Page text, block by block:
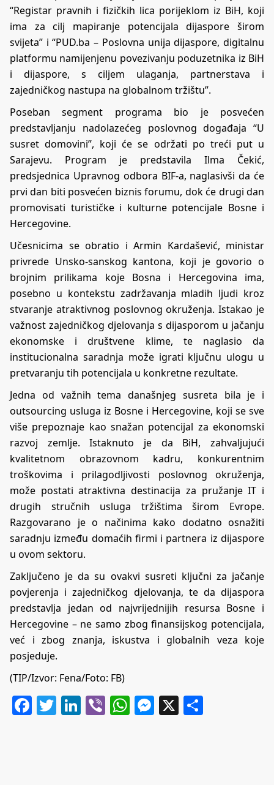
“Registar pravnih i fizičkih lica porijeklom iz BiH, koji
ima za cilj mapiranje potencijala dijaspore širom
svijeta” i “PUD.ba – Poslovna unija dijaspore, digitalnu
platformu namijenjenu povezivanju poduzetnika iz BiH
i dijaspore, s ciljem ulaganja, partnerstava i
zajedničkog nastupa na globalnom tržištu”.
Poseban segment programa bio je posvećen
predstavljanju nadolazećeg poslovnog događaja “U
susret domovini”, koji će se održati po treći put u
Sarajevu. Program je predstavila Ilma Čekić,
predsjednica Upravnog odbora BIF-a, naglasivši da će
prvi dan biti posvećen biznis forumu, dok će drugi dan
promovisati turističke i kulturne potencijale Bosne i
Hercegovine.
Učesnicima se obratio i Armin Kardašević, ministar
privrede Unsko-sanskog kantona, koji je govorio o
brojnim prilikama koje Bosna i Hercegovina ima,
posebno u kontekstu zadržavanja mladih ljudi kroz
stvaranje atraktivnog poslovnog okruženja. Istakao je
važnost zajedničkog djelovanja s dijasporom u jačanju
ekonomske i društvene klime, te naglasio da
institucionalna saradnja može igrati ključnu ulogu u
pretvaranju tih potencijala u konkretne rezultate.
Jedna od važnih tema današnjeg susreta bila je i
outsourcing usluga iz Bosne i Hercegovine, koji se sve
više prepoznaje kao snažan potencijal za ekonomski
razvoj zemlje. Istaknuto je da BiH, zahvaljujući
kvalitetnom obrazovnom kadru, konkurentnim
troškovima i prilagodljivosti poslovnog okruženja,
može postati atraktivna destinacija za pružanje IT i
drugih stručnih usluga tržištima širom Evrope.
Razgovarano je o načinima kako dodatno osnažiti
saradnju između domaćih firmi i partnera iz dijaspore
u ovom sektoru.
Zaključeno je da su ovakvi susreti ključni za jačanje
povjerenja i zajedničkog djelovanja, te da dijaspora
predstavlja jedan od najvrijednijih resursa Bosne i
Hercegovine – ne samo zbog finansijskog potencijala,
već i zbog znanja, iskustva i globalnih veza koje
posjeduje.
(TIP/Izvor: Fena/Foto: FB)
Facebook
Twitter
LinkedIn
ViberWhatsApp
Messenger
X